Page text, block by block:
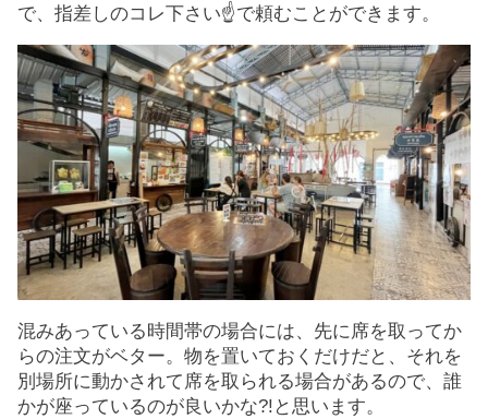
で、指差しのコレ下さい☝で頼むことができます。
混みあっている時間帯の場合には、先に席を取ってか
らの注文がベター。物を置いておくだけだと、それを
別場所に動かされて席を取られる場合があるので、誰
かが座っているのが良いかな?!と思います。